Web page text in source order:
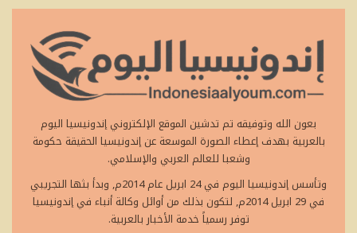
بعون الله وتوفيقه تم تدشين الموقع الإلكتروني إندونيسيا اليوم
بالعربية بهدف إعطاء الصورة الموسعة عن إندونيسيا الحقيقة حكومة
وشعبا للعالم العربي والإسلامي.
وتأسس إندونيسيا اليوم في 24 ابريل عام 2014م, وبدأ بثها التجريبي
في 29 ابريل 2014م, لتكون بذلك من أوائل وكالة أنباء في إندونيسيا
توفر رسمياً خدمة الأخبار بالعربية.